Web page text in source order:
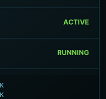
ACTIVE
RUNNING